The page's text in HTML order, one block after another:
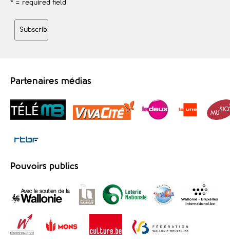
* = required field
Partenaires médias
Pouvoirs publics